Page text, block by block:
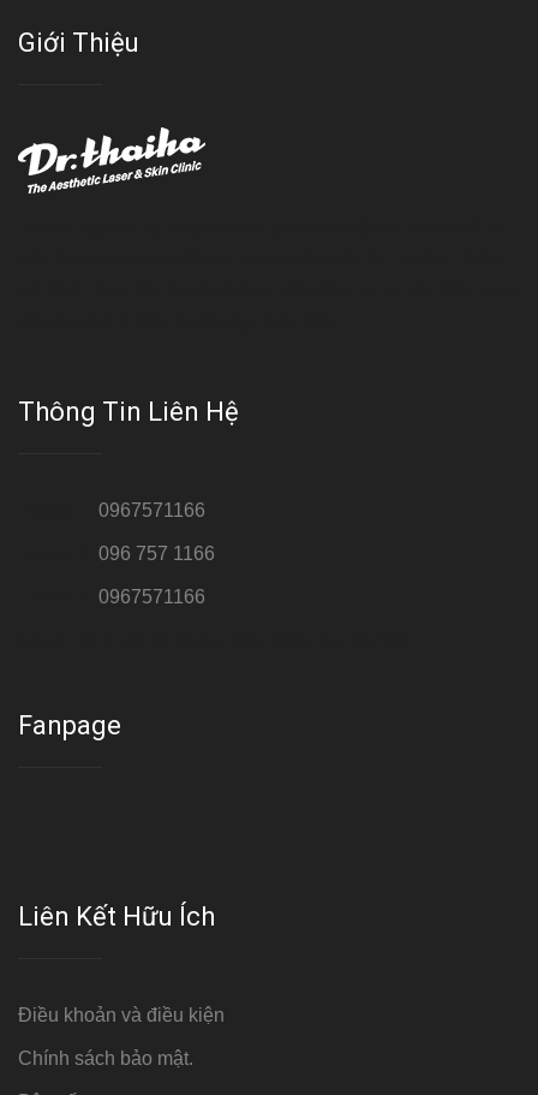
Giới Thiệu
Thông Tin Liên Hệ
0967571166
096 757 1166
0967571166
Fanpage
Liên Kết Hữu Ích
Điều khoản và điều kiện
Chính sách bảo mật.